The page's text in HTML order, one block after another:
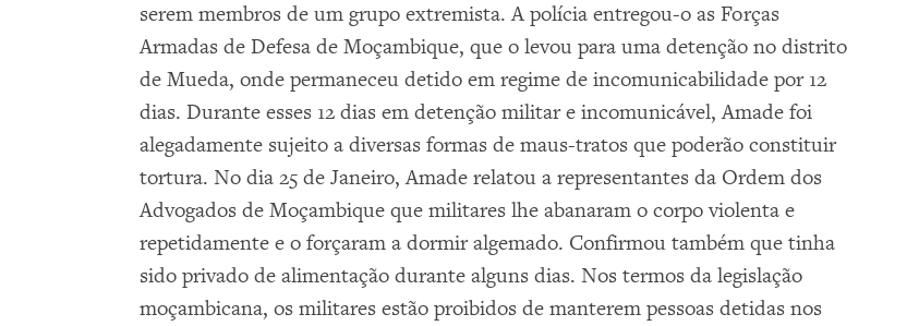
serem membros de um grupo extremista. A polícia entregou-o as Forças
Armadas de Defesa de Moçambique, que o levou para uma detenção no distrito
de Mueda, onde permaneceu detido em regime de incomunicabilidade por 12
dias. Durante esses 12 dias em detenção militar e incomunicável, Amade foi
alegadamente sujeito a diversas formas de maus-tratos que poderão constituir
tortura. No dia 25 de Janeiro, Amade relatou a representantes da Ordem dos
Advogados de Moçambique que militares lhe abanaram o corpo violenta e
repetidamente e o forçaram a dormir algemado. Confirmou também que tinha
sido privado de alimentação durante alguns dias. Nos termos da legislação
moçambicana, os militares estão proibidos de manterem pessoas detidas nos